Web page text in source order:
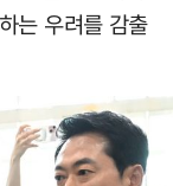
는 우려를 감출